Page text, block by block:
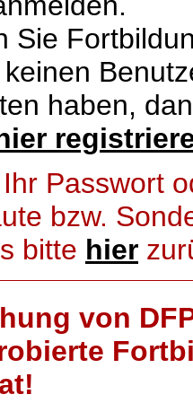
Sie
haben,
Passwort
bzw.
bitte hier
von